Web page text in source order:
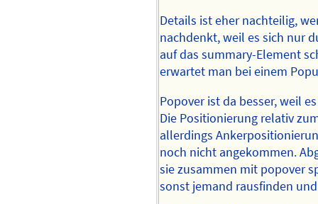
Details ist eher nachteilig,
nachdenkt, weil es sich nur
auf das summary-Element
erwartet man bei einem
Popover ist da besser, weil
Die Positionierung relativ
allerdings
noch nicht angekommen.
sie zusammen mit popover
sonst jemand rausfinden